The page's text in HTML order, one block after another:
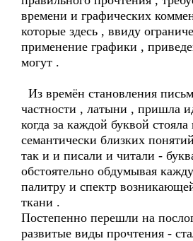
времени и графических
которые здесь , ввиду
применение графики ,
могут .
Из времён становления
частности , латыни , пришла
когда за каждой буквой стояла
семантически близких
так и и писали и читали -
обстоятельно обдумывая
палитру и спектр
ткани .
Постепенно перешли на
развитые виды прочтения -